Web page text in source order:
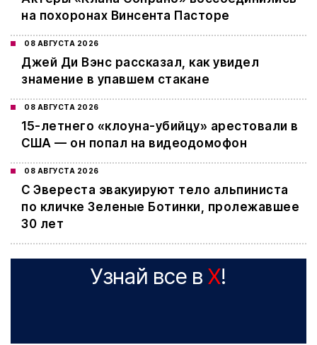
на похоронах Винсента Пасторе
08 АВГУСТА 2026
Джей Ди Вэнс рассказал, как увидел
знамение в упавшем стакане
08 АВГУСТА 2026
15-летнего «клоуна-убийцу» арестовали в
США — он попал на видеодомофон
08 АВГУСТА 2026
С Эвереста эвакуируют тело альпиниста
по кличке Зеленые Ботинки, пролежавшее
30 лет
Узнай все в X!